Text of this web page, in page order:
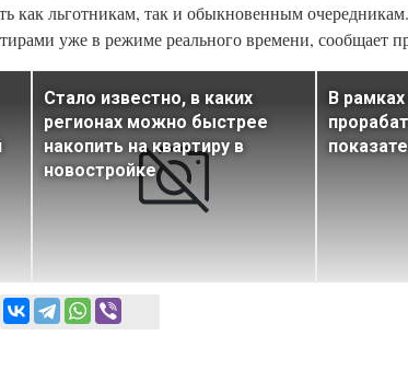
как льготникам, так и обыкновенным
уже в режиме реального времени, сообщает
Стало известно, в каких
регионах можно быстрее
накопить на квартиру в
новостройке
В